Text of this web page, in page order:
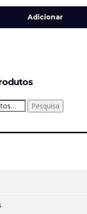
Adicionar
Pesquisa